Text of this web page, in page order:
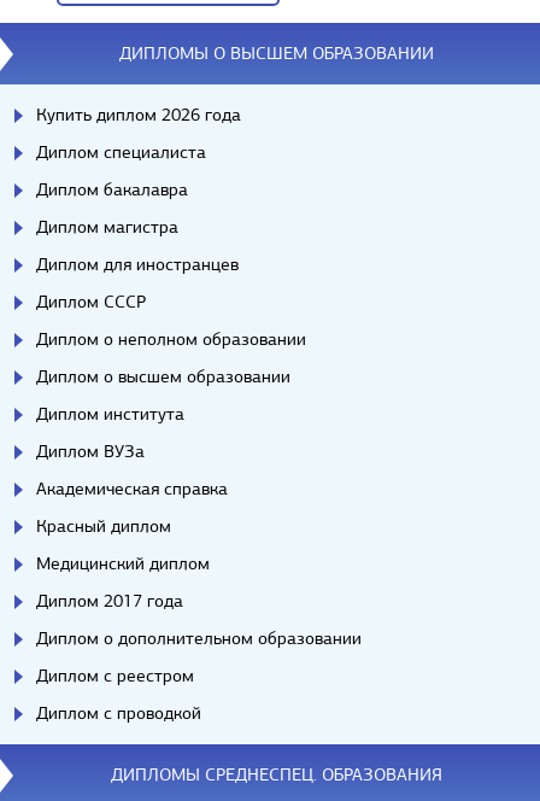
Вопросы/ответы
ДИПЛОМЫ О ВЫСШЕМ ОБРАЗОВАНИИ
Купить диплом 2026 года
Диплом специалиста
Диплом бакалавра
Диплом магистра
Диплом для иностранцев
Диплом СССР
Диплом о неполном образовании
Диплом о высшем образовании
Диплом института
Диплом ВУЗа
Академическая справка
Красный диплом
Медицинский диплом
Диплом 2017 года
Диплом о дополнительном образовании
Диплом с реестром
Диплом с проводкой
ДИПЛОМЫ СРЕДНЕСПЕЦ. ОБРАЗОВАНИЯ